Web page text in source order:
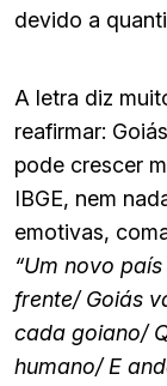
devido a
A letra diz
reafirmar:
pode crescer
IBGE, nem
emotivas,
“Um novo
frente/ Goiás
cada goiano/
humano/ E